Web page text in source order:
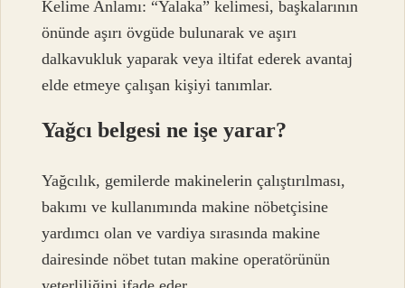
Kelime Anlamı: “Yalaka” kelimesi, başkalarının
önünde aşırı övgüde bulunarak ve aşırı
dalkavukluk yaparak veya iltifat ederek avantaj
elde etmeye çalışan kişiyi tanımlar.
Yağcı belgesi ne işe yarar?
Yağcılık, gemilerde makinelerin çalıştırılması,
bakımı ve kullanımında makine nöbetçisine
yardımcı olan ve vardiya sırasında makine
dairesinde nöbet tutan makine operatörünün